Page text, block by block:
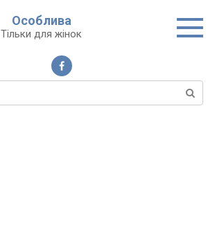
Особлива
Тільки для жінок